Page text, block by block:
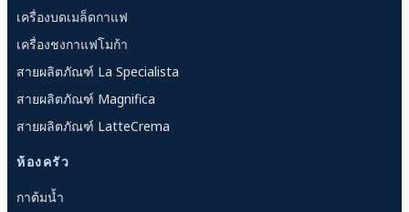
เครื่องบดเมล็ดกาแฟ
เครื่องชงกาแฟโมก้า
สายผลิตภัณฑ์ La Specialista
สายผลิตภัณฑ์ Magnifica
สายผลิตภัณฑ์ LatteCrema
ห้องครัว
กาต้มน้ำ